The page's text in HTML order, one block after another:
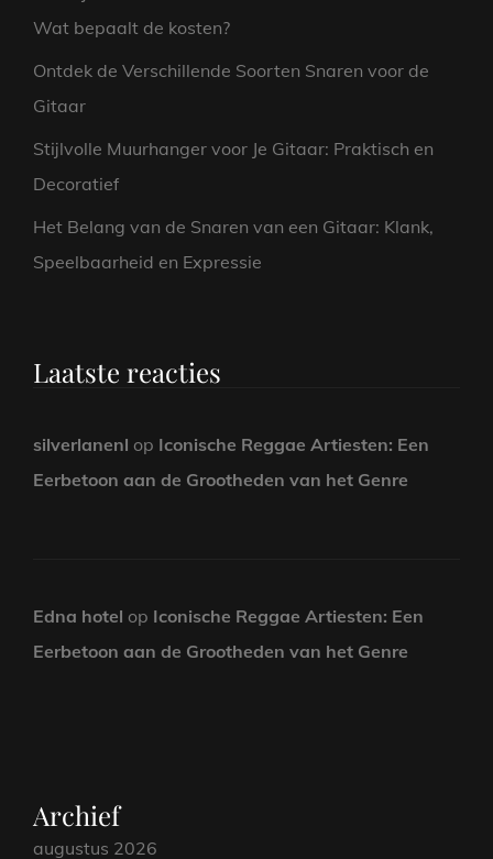
Wat bepaalt de kosten?
Ontdek de Verschillende Soorten Snaren voor de
Gitaar
Stijlvolle Muurhanger voor Je Gitaar: Praktisch en
Decoratief
Het Belang van de Snaren van een Gitaar: Klank,
Speelbaarheid en Expressie
Laatste reacties
silverlanenl op Iconische Reggae Artiesten: Een
Eerbetoon aan de Grootheden van het Genre
Edna hotel op Iconische Reggae Artiesten: Een
Eerbetoon aan de Grootheden van het Genre
Archief
augustus 2026